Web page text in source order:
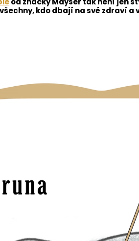
kdo dbají na své zdraví a